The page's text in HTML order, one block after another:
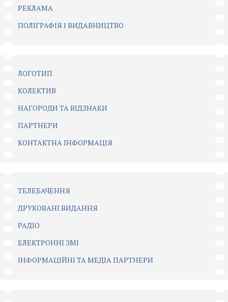
РЕКЛАМА
ПОЛІГРАФІЯ І ВИДАВНИЦТВО
ЛОГОТИП
КОЛЕКТИВ
НАГОРОДИ ТА ВІДЗНАКИ
ПАРТНЕРИ
КОНТАКТНА ІНФОРМАЦІЯ
ТЕЛЕБАЧЕННЯ
ДРУКОВАНІ ВИДАННЯ
РАДІО
ЕЛЕКТРОННІ ЗМІ
ІНФОРМАЦІЙНІ ТА МЕДІА ПАРТНЕРИ